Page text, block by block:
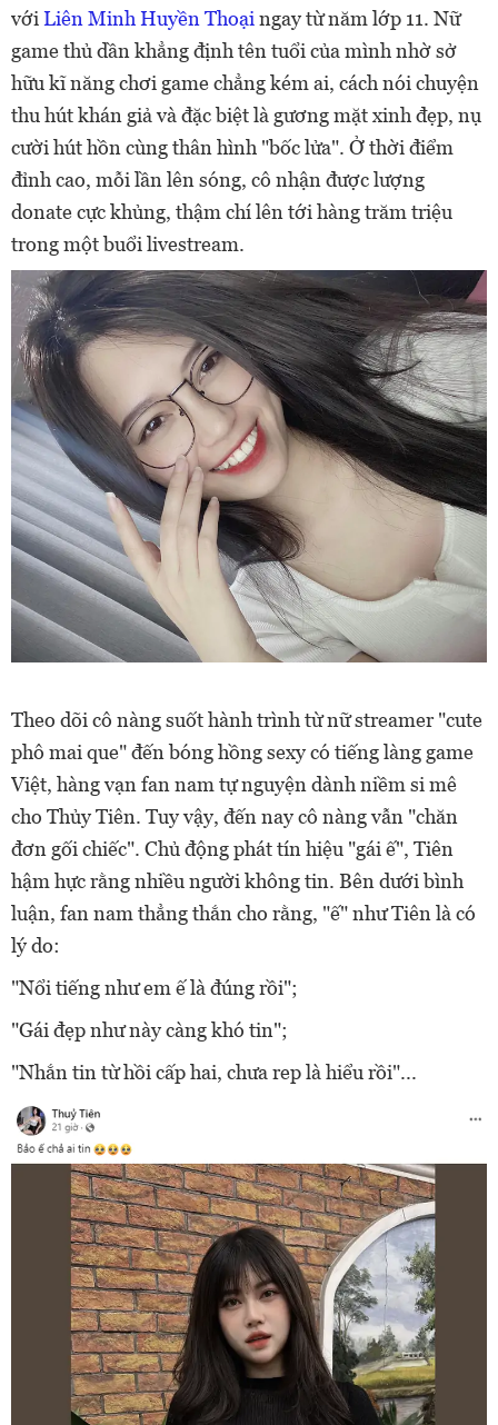
với Liên Minh Huyền Thoại ngay từ năm lớp 11. Nữ
game thủ dần khẳng định tên tuổi của mình nhờ sở
hữu kĩ năng chơi game chẳng kém ai, cách nói chuyện
thu hút khán giả và đặc biệt là gương mặt xinh đẹp, nụ
cười hút hồn cùng thân hình "bốc lửa". Ở thời điểm
đỉnh cao, mỗi lần lên sóng, cô nhận được lượng
donate cực khủng, thậm chí lên tới hàng trăm triệu
trong một buổi livestream.
Theo dõi cô nàng suốt hành trình từ nữ streamer "cute
phô mai que" đến bóng hồng sexy có tiếng làng game
Việt, hàng vạn fan nam tự nguyện dành niềm si mê
cho Thủy Tiên. Tuy vậy, đến nay cô nàng vẫn "chăn
đơn gối chiếc". Chủ động phát tín hiệu "gái ế", Tiên
hậm hực rằng nhiều người không tin. Bên dưới bình
luận, fan nam thẳng thắn cho rằng, "ế" như Tiên là có
lý do:
"Nổi tiếng như em ế là đúng rồi";
"Gái đẹp như này càng khó tin";
"Nhắn tin từ hồi cấp hai, chưa rep là hiểu rồi"...